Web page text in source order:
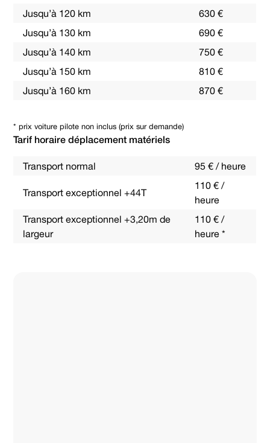
Jusqu’à 120 km
630 €
Jusqu’à 130 km
690 €
Jusqu’à 140 km
750 €
Jusqu’à 150 km
810 €
Jusqu’à 160 km
870 €
* prix voiture pilote non inclus (prix sur demande)
Tarif horaire déplacement matériels
Transport normal 95 € / heure
Transport exceptionnel +44T
110 € /
heure
Transport exceptionnel +3,20m de
largeur
110 € /
heure *